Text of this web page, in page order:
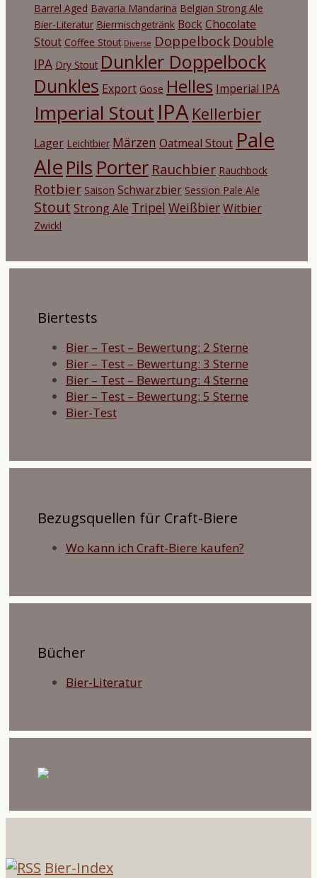
Barrel Aged Bavaria Mandarina Belgian Strong Ale
Bier-Literatur Biermischgetränk BockChocolate
Stout Coffee Stout Diverse Doppelbock Double
IPA Dry Stout Dunkler Doppelbock
Dunkles Export Gose Helles Imperial IPA
Imperial Stout IPA Kellerbier
Lager Leichtbier Märzen Oatmeal Stout Pale
Ale Pils Porter Rauchbier Rauchbock
Rotbier Saison Schwarzbier Session Pale Ale
Stout Strong Ale Tripel WeißbierWitbier
Zwickl
Biertests
Bier – Test – Bewertung: 2 Sterne
Bier – Test – Bewertung: 3 Sterne
Bier – Test – Bewertung: 4 Sterne
Bier – Test – Bewertung: 5 Sterne
Bier-Test
Bezugsquellen für Craft-Biere
Wo kann ich Craft-Biere kaufen?
Bücher
Bier-Literatur
Bier-Index